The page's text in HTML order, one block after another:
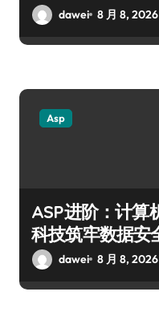
dawei 8 月 8, 2026
Asp
ASP进阶：计算
科技筑牢数据安
dawei 8 月 8, 2026